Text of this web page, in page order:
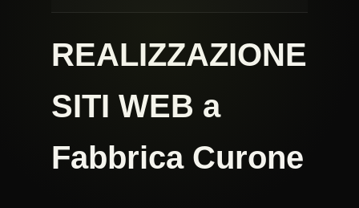
REALIZZAZIONE
SITI WEB a
Fabbrica Curone